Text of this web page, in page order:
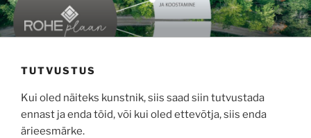
Skip
to
content
TUTVUSTUS
Kui oled näiteks kunstnik, siis saad siin tutvustada
ennast ja enda töid, või kui oled ettevõtja, siis enda
ärieesmärke.